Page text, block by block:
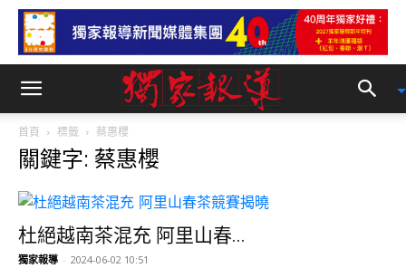
首頁 標籤 蔡惠櫻
關鍵字: 蔡惠櫻
杜絕越南茶混充 阿里山春...
獨家報導 - 2024-06-02 10:51